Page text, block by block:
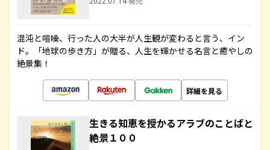
混沌と喧噪、行った人の大半が人生観が変わると言う、イン
ド。「地球の歩き方」が贈る、人生を輝かせる名言と癒やしの
絶景集！
詳細を見る
生きる知恵を授かるアラブのことばと
絶景１００